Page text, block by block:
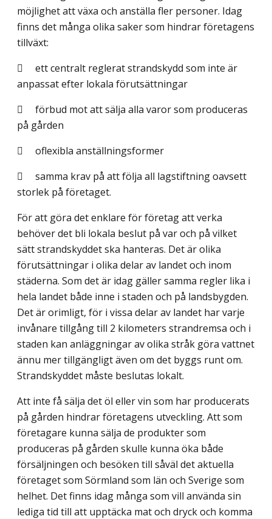
möjlighet att växa och anställa fler personer. Idag
finns det många olika saker som hindrar företagens
tillväxt:
 ett centralt reglerat strandskydd som inte är
anpassat efter lokala förutsättningar
 förbud mot att sälja alla varor som produceras
på gården
 oflexibla anställningsformer
 samma krav på att följa all lagstiftning oavsett
storlek på företaget.
För att göra det enklare för företag att verka
behöver det bli lokala beslut på var och på vilket
sätt strandskyddet ska hanteras. Det är olika
förutsättningar i olika delar av landet och inom
städerna. Som det är idag gäller samma regler lika i
hela landet både inne i staden och på landsbygden.
Det är orimligt, för i vissa delar av landet har varje
invånare tillgång till 2 kilometers strandremsa och i
staden kan anläggningar av olika stråk göra vattnet
ännu mer tillgängligt även om det byggs runt om.
Strandskyddet måste beslutas lokalt.
Att inte få sälja det öl eller vin som har producerats
på gården hindrar företagens utveckling. Att som
företagare kunna sälja de produkter som
produceras på gården skulle kunna öka både
försäljningen och besöken till såväl det aktuella
företaget som Sörmland som län och Sverige som
helhet. Det finns idag många som vill använda sin
lediga tid till att upptäcka mat och dryck och komma